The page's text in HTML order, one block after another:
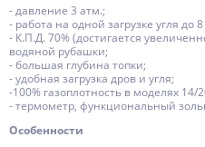
- давление 3 атм.;
- работа на одной загрузке угля до
- К.П.Д. 70% (достигается
водяной рубашки;
- большая глубина топки;
- удобная загрузка дров и угля;
-100% газоплотность в моделях 14/
- термометр, функциональный
Особенности